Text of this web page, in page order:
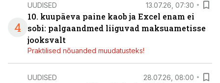
4
UUDISED 13.07.26, 07:30
10. kuupäeva paine kaob ja Excel enam ei
sobi: palgaandmed liiguvad maksuametisse
jooksvalt
Praktilised nõuanded muudatusteks!
UUDISED 28.07.26, 08:00